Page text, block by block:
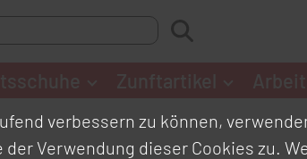
verbessern zu können,
Verwendung dieser Cookies zu.